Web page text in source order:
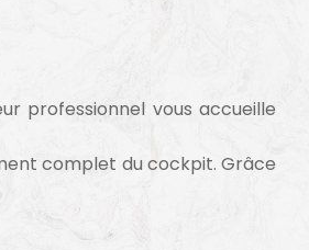
professionnel vous accueille
complet du cockpit. Grâce